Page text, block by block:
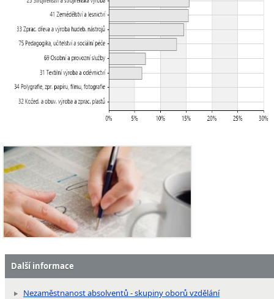
Další informace
Nezaměstnanost absolventů - skupiny oborů vzdělání